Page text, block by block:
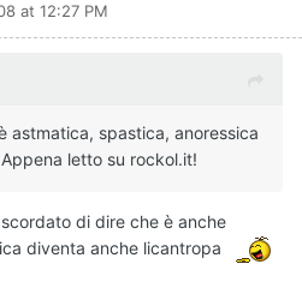
at 12:27 PM
astmatica, spastica, anoressica
letto su rockol.it!
di dire che è anche
diventa anche licantropa